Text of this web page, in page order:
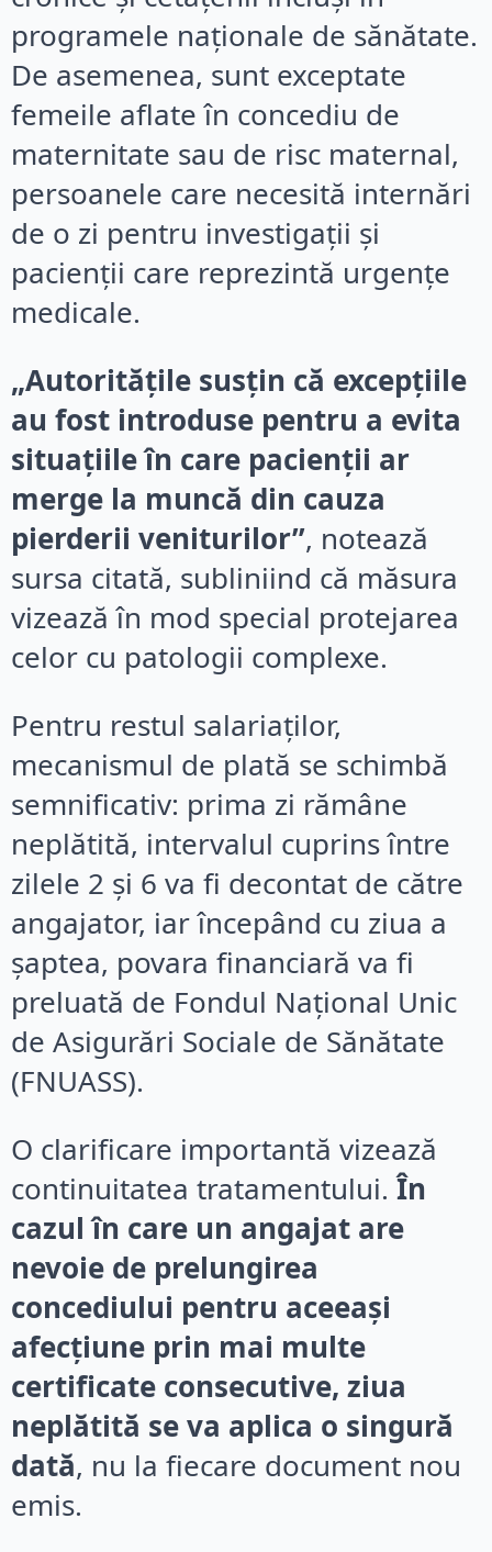
programele naționale de sănătate.
De asemenea, sunt exceptate
femeile aflate în concediu de
maternitate sau de risc maternal,
persoanele care necesită internări
de o zi pentru investigații și
pacienții care reprezintă urgențe
medicale.
„Autoritățile susțin că excepțiile
au fost introduse pentru a evita
situațiile în care pacienții ar
merge la muncă din cauza
pierderii veniturilor”, notează
sursa citată, subliniind că măsura
vizează în mod special protejarea
celor cu patologii complexe.
Pentru restul salariaților,
mecanismul de plată se schimbă
semnificativ: prima zi rămâne
neplătită, intervalul cuprins între
zilele 2 și 6 va fi decontat de către
angajator, iar începând cu ziua a
șaptea, povara financiară va fi
preluată de Fondul Național Unic
de Asigurări Sociale de Sănătate
(FNUASS).
O clarificare importantă vizează
continuitatea tratamentului.În
cazul în care un angajat are
nevoie de prelungirea
concediului pentru aceeași
afecțiune prin mai multe
certificate consecutive, ziua
neplătită se va aplica o singură
dată, nu la fiecare document nou
emis.